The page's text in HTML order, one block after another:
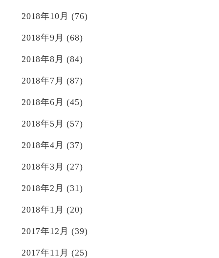
2018年10月 (76)
2018年9月 (68)
2018年8月 (84)
2018年7月 (87)
2018年6月 (45)
2018年5月 (57)
2018年4月 (37)
2018年3月 (27)
2018年2月 (31)
2018年1月 (20)
2017年12月 (39)
2017年11月 (25)